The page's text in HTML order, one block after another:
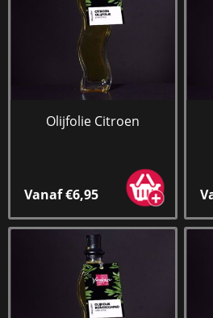
Olijfolie Citroen
Vanaf €6,95